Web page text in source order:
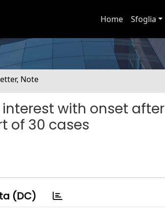
Home Sfoglia
Note
with onset after
of 30 cases
(DC)